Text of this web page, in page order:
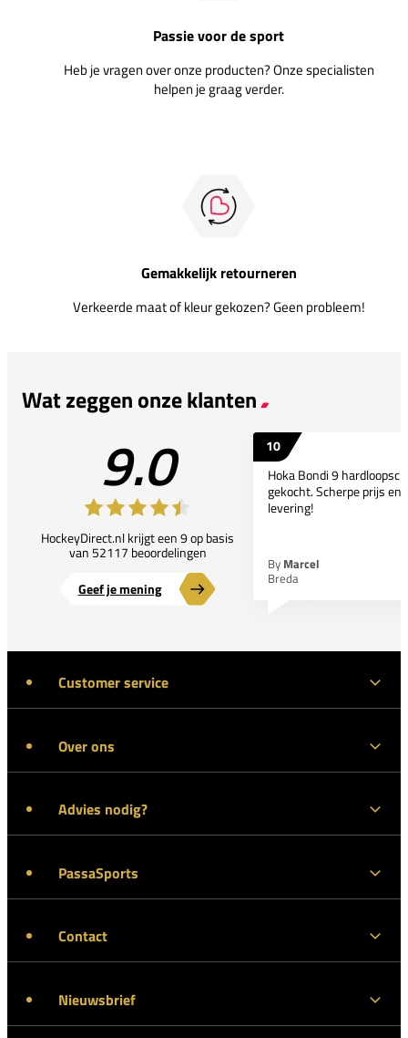
Passie voor de sport
Heb je vragen over onze producten? Onze specialisten
helpen je graag verder.
Gemakkelijk retourneren
Verkeerde maat of kleur gekozen? Geen probleem!
Wat zeggen onze klanten
9.0
HockeyDirect.nl krijgt een 9 op basis
van 52117 beoordelingen
Geef je mening
10
Hoka Bondi 9
gekocht. Scherpe prijs en
levering!
By Marcel
Breda
Customer service
Over ons
Advies nodig?
PassaSports
Contact
Nieuwsbrief